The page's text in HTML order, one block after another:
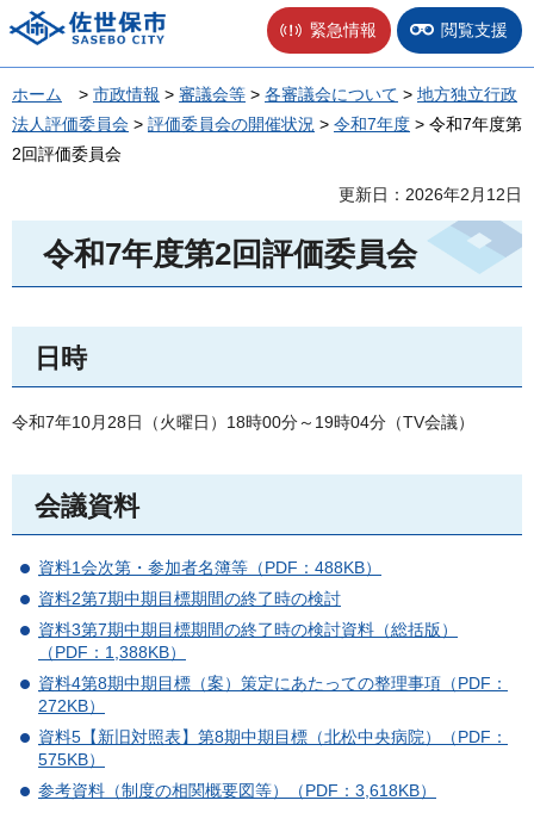
佐世保市 緊急情報 閲覧支援
ホーム > 市政情報 > 審議会等 > 各審議会について > 地方独立行政
法人評価委員会 > 評価委員会の開催状況 > 令和7年度 > 令和7年度第
2回評価委員会
更新日：2026年2月12日
令和7年度第2回評価委員会
日時
令和7年10月28日（火曜日）18時00分～19時04分（TV会議）
会議資料
資料1会次第・参加者名簿等（PDF：488KB）
資料2第7期中期目標期間の終了時の検討
資料3第7期中期目標期間の終了時の検討資料（総括版）
（PDF：1,388KB）
資料4第8期中期目標（案）策定にあたっての整理事項（PDF：
272KB）
資料5【新旧対照表】第8期中期目標（北松中央病院）（PDF：
575KB）
参考資料（制度の相関概要図等）（PDF：3,618KB）